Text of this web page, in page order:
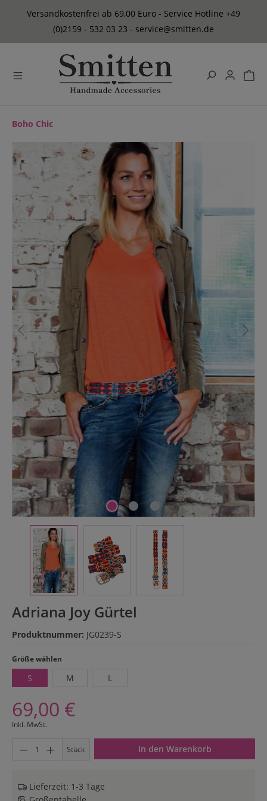
springen
Versandkostenfrei ab 69,00 Euro - Service Hotline +49
(0)2159 - 532 03 23 - service@smitten.de
Boho Chic
Bildergalerie überspringen
Adriana Joy Gürtel
Produktnummer: JG0239-S
Größe wählen
S
M L
69,00 €
Inkl. MwSt.
Produkt Anzahl: Gib den gewünschten Wert ein oder
Stück In den Warenkorb
Lieferzeit: 1-3 Tage